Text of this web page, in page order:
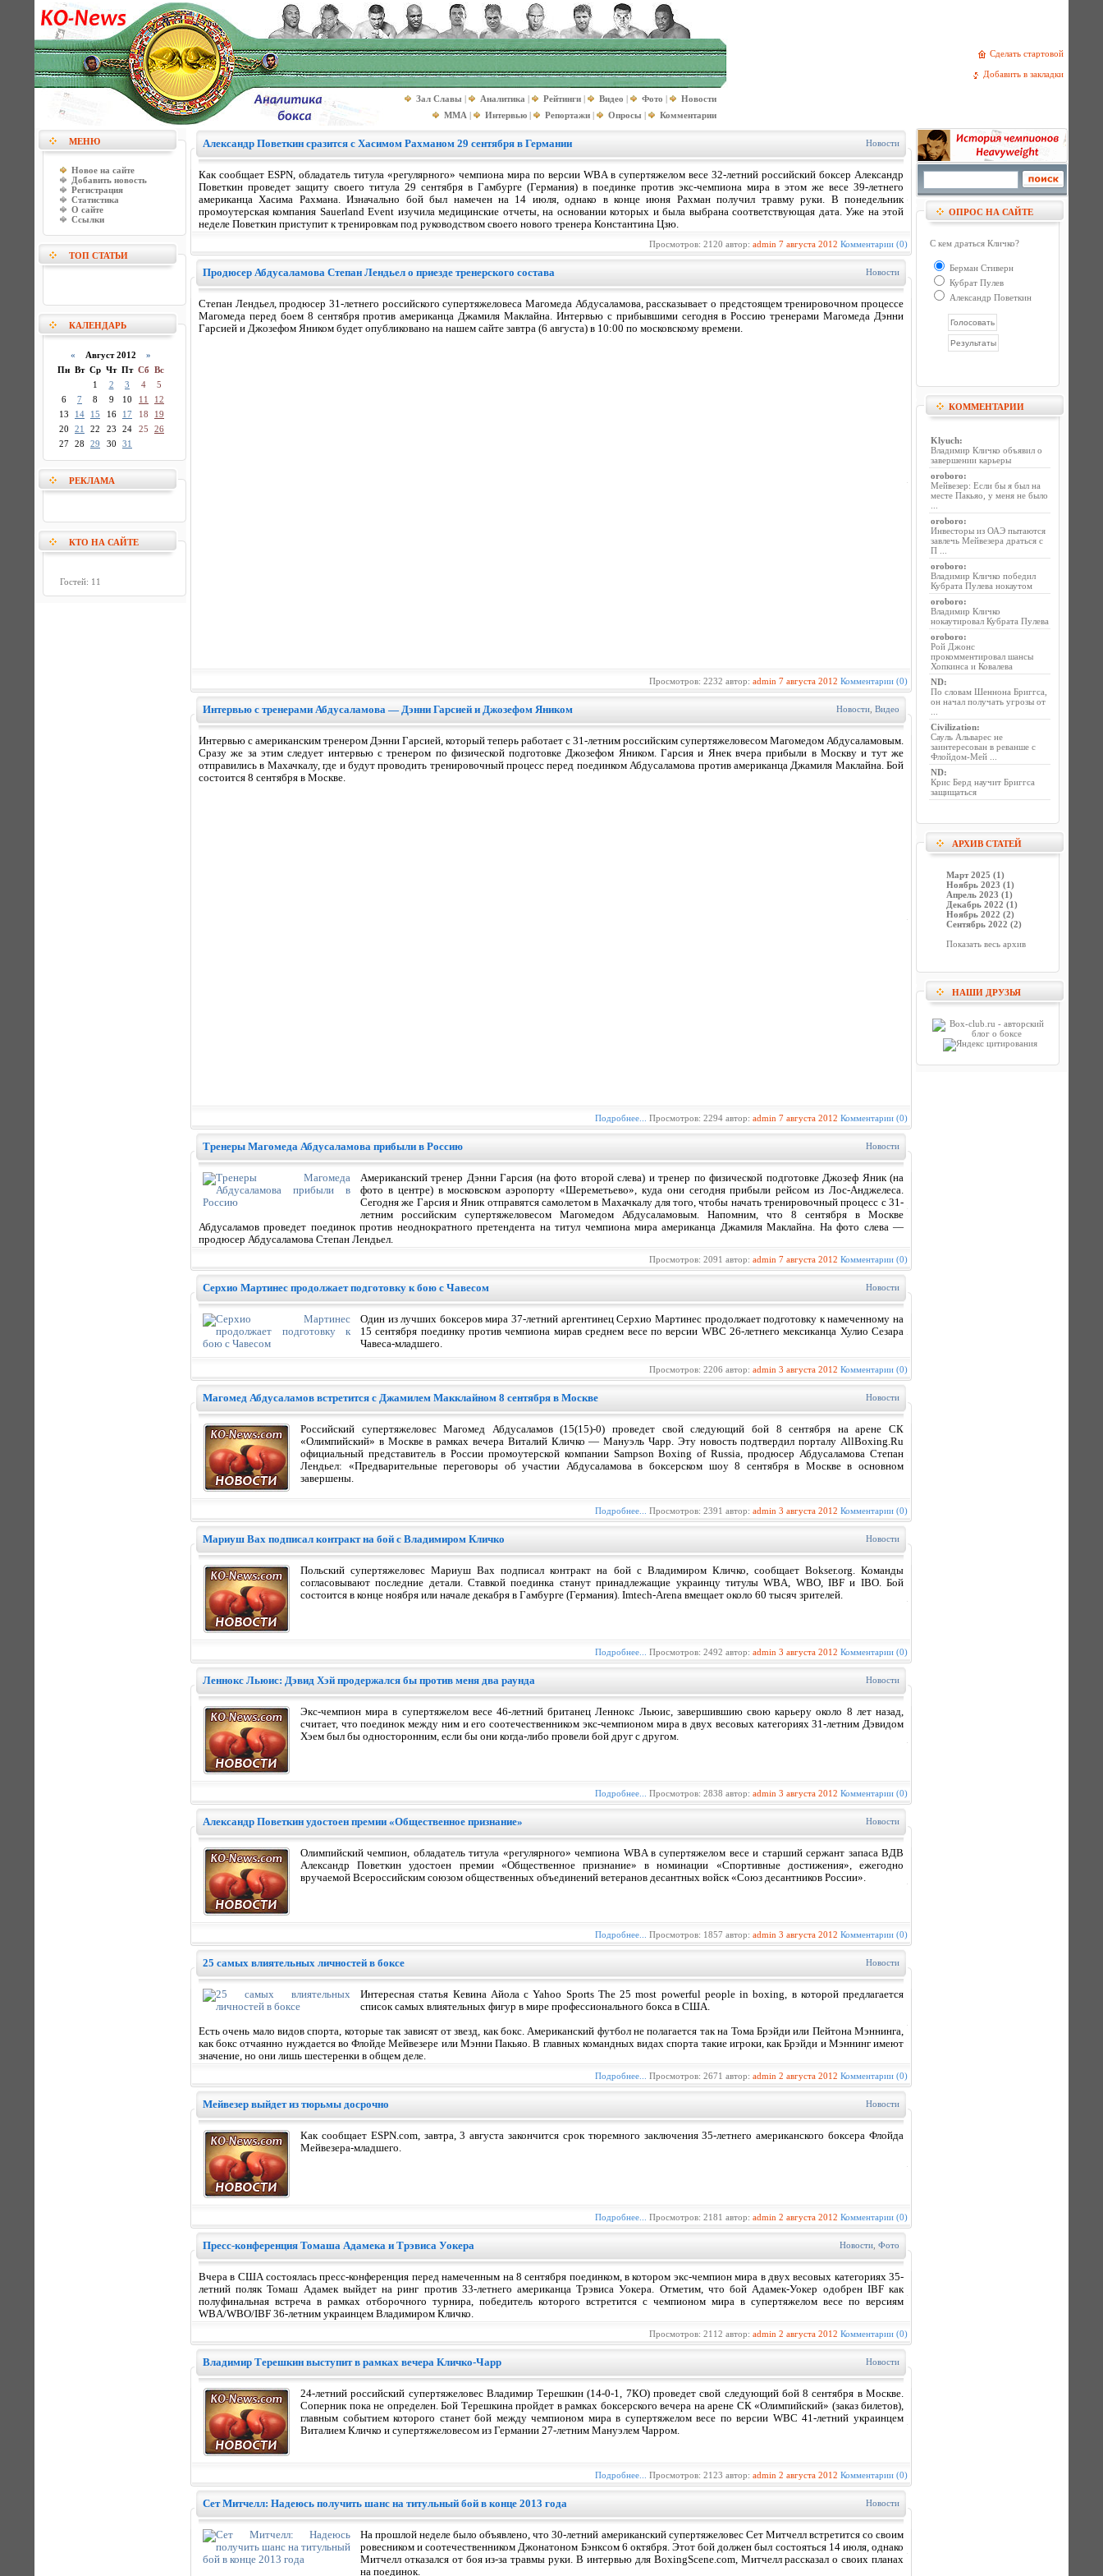
Сделать стартовой
Добавить в закладки
Зал Славы | Аналитика | Рейтинги | Видео | Фото |
Новости
MMA | Интервью | Репортажи | Опросы | Комментарии
МЕНЮ
Новое на сайте
Добавить новость
Регистрация
Статистика
О сайте
Ссылки
ТОП СТАТЬИ
КАЛЕНДАРЬ
« Август 2012 »
Пн Вт Ср Чт Пт Сб Вс
1
2 3 4
5
6
7 8 9 10 11
12
13
14 15 16 17 18
19
20
21 22 23 24 25
26
27
28 29 30 31
РЕКЛАМА
КТО НА САЙТЕ
Гостей: 11
Александр Поветкин сразится с Хасимом Рахманом 29 сентября в Германии Новости
Как сообщает ESPN, обладатель титула «регулярного» чемпиона мира по версии WBA в супертяжелом весе 32-летний российский боксер Александр
Поветкин проведет защиту своего титула 29 сентября в Гамбурге (Германия) в поединке против экс-чемпиона мира в этом же весе 39-летнего
американца Хасима Рахмана. Изначально бой был намечен на 14 июля, однако в конце июня Рахман получил травму руки. В понедельник
промоутерская компания Sauerland Event изучила медицинские отчеты, на основании которых и была выбрана соответствующая дата. Уже на этой
неделе Поветкин приступит к тренировкам под руководством своего нового тренера Константина Цзю.
Просмотров: 2120 автор: admin 7 августа 2012 Комментарии (0)
Продюсер Абдусаламова Степан Лендьел о приезде тренерского состава Новости
Степан Лендьел, продюсер 31-летнего российского супертяжеловеса Магомеда Абдусаламова, рассказывает о предстоящем тренировочном процессе
Магомеда перед боем 8 сентября против американца Джамиля Маклайна. Интервью с прибывшими сегодня в Россию тренерами Магомеда Дэнни
Гарсией и Джозефом Яником будет опубликовано на нашем сайте завтра (6 августа) в 10:00 по московскому времени.
Просмотров: 2232 автор: admin 7 августа 2012 Комментарии (0)
Интервью с тренерами Абдусаламова — Дэнни Гарсией и Джозефом Яником Новости Видео
Интервью с американским тренером Дэнни Гарсией, который теперь работает с 31-летним российским супертяжеловесом Магомедом Абдусаламовым.
Сразу же за этим следует интервью с тренером по физической подготовке Джозефом Яником. Гарсия и Янек вчера прибыли в Москву и тут же
отправились в Махачкалу, где и будут проводить тренировочный процесс перед поединком Абдусаламова против американца Джамиля Маклайна. Бой
состоится 8 сентября в Москве.
Подробнее... Просмотров: 2294 автор: admin 7 августа 2012 Комментарии (0)
Тренеры Магомеда Абдусаламова прибыли в Россию Новости
Американский тренер Дэнни Гарсия (на фото второй слева) и тренер по физической подготовке Джозеф Яник (на
фото в центре) в московском аэропорту «Шереметьево», куда они сегодня прибыли рейсом из Лос-Анджелеса.
Сегодня же Гарсия и Яник отправятся самолетом в Махачкалу для того, чтобы начать тренировочный процесс с 31-
летним российским супертяжеловесом Магомедом Абдусаламовым. Напомним, что 8 сентября в Москве
Абдусаламов проведет поединок против неоднократного претендента на титул чемпиона мира американца Джамиля Маклайна. На фото слева —
продюсер Абдусаламова Степан Лендьел.
Просмотров: 2091 автор: admin 7 августа 2012 Комментарии (0)
Серхио Мартинес продолжает подготовку к бою с Чавесом Новости
Один из лучших боксеров мира 37-летний аргентинец Серхио Мартинес продолжает подготовку к намеченному на
15 сентября поединку против чемпиона мирав среднем весе по версии WBC 26-летнего мексиканца Хулио Сезара
Чавеса-младшего.
Просмотров: 2206 автор: admin 3 августа 2012 Комментарии (0)
Магомед Абдусаламов встретится с Джамилем Макклайном 8 сентября в Москве Новости
Российский супертяжеловес Магомед Абдусаламов (15(15)-0) проведет свой следующий бой 8 сентября на арене СК
«Олимпийский» в Москве в рамках вечера Виталий Кличко — Мануэль Чарр. Эту новость подтвердил порталу AllBoxing.Ru
официальный представитель в России промоутерской компании Sampson Boxing of Russia, продюсер Абдусаламова Степан
Лендьел: «Предварительные переговоры об участии Абдусаламова в боксерском шоу 8 сентября в Москве в основном
завершены.
Подробнее... Просмотров: 2391 автор: admin 3 августа 2012 Комментарии (0)
Мариуш Вах подписал контракт на бой с Владимиром Кличко Новости
Польский супертяжеловес Мариуш Вах подписал контракт на бой с Владимиром Кличко, сообщает Bokser.org. Команды
согласовывают последние детали. Ставкой поединка станут принадлежащие украинцу титулы WBA, WBO, IBF и IBO. Бой
состоится в конце ноября или начале декабря в Гамбурге (Германия). Imtech-Arena вмещает около 60 тысяч зрителей.
Подробнее... Просмотров: 2492 автор: admin 3 августа 2012 Комментарии (0)
Леннокс Льюис: Дэвид Хэй продержался бы против меня два раунда Новости
Экс-чемпион мира в супертяжелом весе 46-летний британец Леннокс Льюис, завершившию свою карьеру около 8 лет назад,
считает, что поединок между ним и его соотечественником экс-чемпионом мира в двух весовых категориях 31-летним Дэвидом
Хэем был бы односторонним, если бы они когда-либо провели бой друг с другом.
Подробнее... Просмотров: 2838 автор: admin 3 августа 2012 Комментарии (0)
Александр Поветкин удостоен премии «Общественное признание» Новости
Олимпийский чемпион, обладатель титула «регулярного» чемпиона WBA в супертяжелом весе и старший сержант запаса ВДВ
Александр Поветкин удостоен премии «Общественное признание» в номинации «Спортивные достижения», ежегодно
вручаемой Всероссийским союзом общественных объединений ветеранов десантных войск «Союз десантников России».
Подробнее... Просмотров: 1857 автор: admin 3 августа 2012 Комментарии (0)
25 самых влиятельных личностей в боксе Новости
Интересная статья Кевина Айола с Yahoo Sports The 25 most powerful people in boxing, в которой предлагается
список самых влиятельных фигур в мире профессионального бокса в США.
Есть очень мало видов спорта, которые так зависят от звезд, как бокс. Американский футбол не полагается так на Тома Брэйди или Пейтона Мэннинга,
как бокс отчаянно нуждается во Флойде Мейвезере или Мэнни Пакьяо. В главных командных видах спорта такие игроки, как Брэйди и Мэннинг имеют
значение, но они лишь шестеренки в общем деле.
Подробнее... Просмотров: 2671 автор: admin 2 августа 2012 Комментарии (0)
Мейвезер выйдет из тюрьмы досрочно Новости
Как сообщает ESPN.com, завтра, 3 августа закончится срок тюремного заключения 35-летнего американского боксера Флойда
Мейвезера-младшего.
Подробнее... Просмотров: 2181 автор: admin 2 августа 2012 Комментарии (0)
Пресс-конференция Томаша Адамека и Трэвиса Уокера Новости Фото
Вчера в США состоялась пресс-конференция перед намеченным на 8 сентября поединком, в котором экс-чемпион мира в двух весовых категориях 35-
летний поляк Томаш Адамек выйдет на ринг против 33-летнего американца Трэвиса Уокера. Отметим, что бой Адамек-Уокер одобрен IBF как
полуфинальная встреча в рамках отборочного турнира, победитель которого встретится с чемпионом мира в супертяжелом весе по версиям
WBA/WBO/IBF 36-летним украинцем Владимиром Кличко.
Просмотров: 2112 автор: admin 2 августа 2012 Комментарии (0)
Владимир Терешкин выступит в рамках вечера Кличко-Чарр Новости
24-летний российский супертяжеловес Владимир Терешкин (14-0-1, 7КО) проведет свой следующий бой 8 сентября в Москве.
Соперник пока не определен. Бой Терешкина пройдет в рамках боксерского вечера на арене СК «Олимпийский» (заказ билетов),
главным событием которого станет бой между чемпионом мира в супертяжелом весе по версии WBC 41-летний украинцем
Виталием Кличко и супертяжеловесом из Германии 27-летним Мануэлем Чарром.
Подробнее... Просмотров: 2123 автор: admin 2 августа 2012 Комментарии (0)
Сет Митчелл: Надеюсь получить шанс на титульный бой в конце 2013 года Новости
На прошлой неделе было объявлено, что 30-летний американский супертяжеловес Сет Митчелл встретится со своим
ровесником и соотечественником Джонатоном Бэнксом 6 октября. Этот бой должен был состояться 14 июля, однако
Митчелл отказался от боя из-за травмы руки. В интервью для BoxingScene.com, Митчелл рассказал о своих планах
на поединок.
ОПРОС НА САЙТЕ
С кем драться Кличко?
Берман Стиверн
Кубрат Пулев
Александр Поветкин
КОММЕНТАРИИ
Klyuch:
Владимир Кличко объявил о
завершении карьеры
oroboro:
Мейвезер: Если бы я был на
месте Пакьяо, у меня не было
oroboro:
Инвесторы из ОАЭ пытаются
завлечь Мейвезера драться с
П ...
oroboro:
Владимир Кличко победил
Кубрата Пулева нокаутом
oroboro:
Владимир Кличко
нокаутировал Кубрата Пулева
oroboro:
Рой Джонс
прокомментировал шансы
Хопкинса и Ковалева
ND:
По словам Шеннона Бриггса,
он начал получать угрозы от
Civilization:
Сауль Альварес не
заинтересован в реванше с
Флойдом-Мей ...
ND:
Крис Берд научит Бриггса
защищаться
АРХИВ СТАТЕЙ
Март 2025 (1)
Ноябрь 2023 (1)
Апрель 2023 (1)
Декабрь 2022 (1)
Ноябрь 2022 (2)
Сентябрь 2022 (2)
Показать весь архив
НАШИ ДРУЗЬЯ